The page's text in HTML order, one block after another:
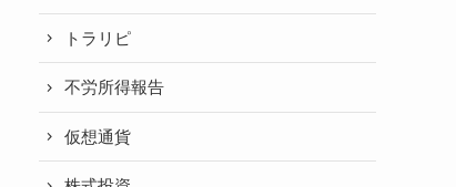
トラリピ
不労所得報告
仮想通貨